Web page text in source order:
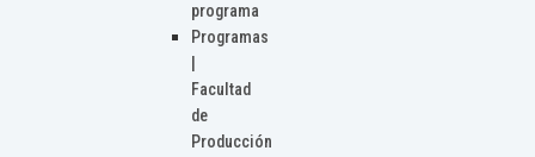
programa
Programas
Facultad
de
Producción